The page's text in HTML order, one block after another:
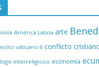
América Latina arte
vaticano II conflicto
interreligioso economía